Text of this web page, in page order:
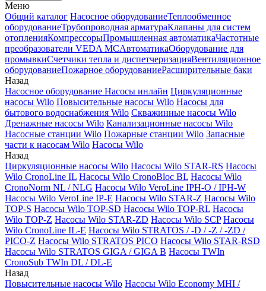
Меню
Общий каталог Насосное оборудованиеТеплообменное
оборудованиеТрубопроводная арматураКлапаны для систем
отопленияКомпрессорыПромышленная автоматикаЧастотные
преобразователи VEDA MCАвтоматикаОборудование для
промывкиСчетчики тепла и диспетчеризацияВентиляционное
оборудованиеПожарное оборудованиеРасширительные баки
Назад
Насосное оборудование Насосы инлайн Циркуляционные
насосы Wilo Повысительные насосы Wilo Насосы для
бытового водоснабжения Wilo Скважинные насосы Wilo
Дренажные насосы Wilo Канализационные насосы Wilo
Насосные станции Wilo Пожарные станции Wilo Запасные
части к насосам Wilo Насосы Wilo
Назад
Циркуляционные насосы Wilo Насосы Wilo STAR-RS Насосы
Wilo CronoLine IL Насосы Wilo CronoBloc BL Насосы Wilo
CronoNorm NL / NLG Насосы Wilo VeroLine IPH-O / IPH-W
Насосы Wilo VeroLine IP-E Насосы Wilo STAR-Z Насосы Wilo
TOP-S Насосы Wilo TOP-SD Насосы Wilo TOP-RL Насосы
Wilo TOP-Z Насосы Wilo STAR-ZD Насосы Wilo SCP Насосы
Wilo CronoLine IL-E Насосы Wilo STRATOS / -D / -Z / -ZD /
PICO-Z Насосы Wilo STRATOS PICO Насосы Wilo STAR-RSD
Насосы Wilo STRATOS GIGA / GIGA B Насосы TWIn
CronoSub TWIn DL / DL-E
Назад
Повысительные насосы Wilo Насосы Wilo Economy MHI /